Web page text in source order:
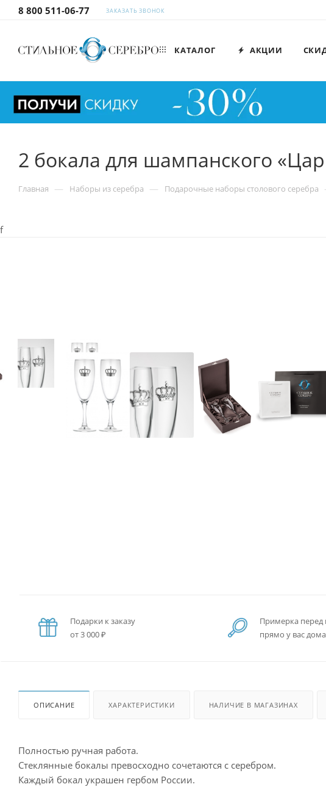
8 800 511-06-77 ЗАКАЗАТЬ ЗВОНОК
КАТАЛОГ АКЦИИ
2 бокала для шампанского
Главная — Наборы из серебра — Подарочные наборы столового серебра
f
Подарки к заказу
от 3 000 ₽
Примерка перед
прямо у вас дома
ОПИСАНИЕ ХАРАКТЕРИСТИКИ НАЛИЧИЕ В МАГАЗИНАХ
Полностью ручная работа.
Стеклянные бокалы превосходно сочетаются с серебром.
Каждый бокал украшен гербом России.